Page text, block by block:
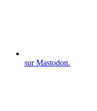
sur Mastodon.